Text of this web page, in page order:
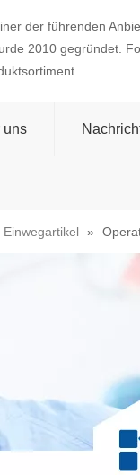
der führenden
2010 gegründet.
uns
»